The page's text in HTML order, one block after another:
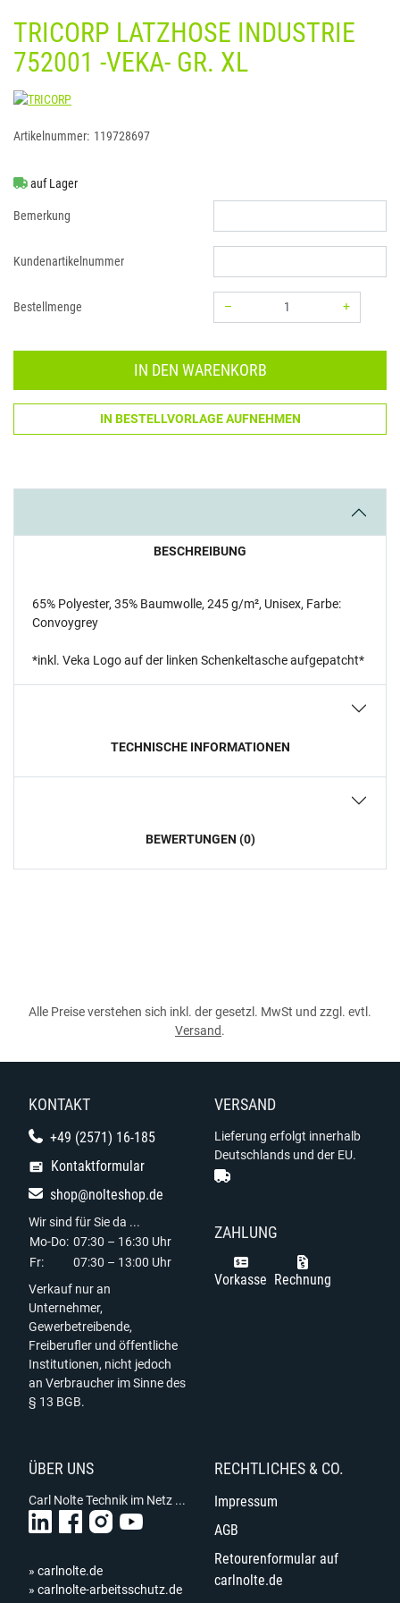
TRICORP LATZHOSE INDUSTRIE
752001 -VEKA- GR. XL
TRICORP
Artikelnummer: 119728697
auf Lager
Bemerkung
Kundenartikelnummer
Bestellmenge –
+
IN DEN WARENKORB
IN BESTELLVORLAGE AUFNEHMEN
BESCHREIBUNG
65% Polyester, 35% Baumwolle, 245 g/m², Unisex, Farbe:
Convoygrey
*inkl. Veka Logo auf der linken Schenkeltasche aufgepatcht*
TECHNISCHE INFORMATIONEN
BEWERTUNGEN (0)
Alle Preise verstehen sich inkl. der gesetzl. MwSt und zzgl. evtl.
Versand.
KONTAKT
+49 (2571) 16-185
Kontaktformular
shop@nolteshop.de
Wir sind für Sie da ...
Mo-Do: 07:30 – 16:30 Uhr
Fr:
07:30 – 13:00 Uhr
Verkauf nur an
Unternehmer,
Gewerbetreibende,
Freiberufler und öffentliche
Institutionen, nicht jedoch
an Verbraucher im Sinne des
§ 13 BGB.
VERSAND
Lieferung erfolgt innerhalb
Deutschlands und der EU.
ZAHLUNG
Vorkasse Rechnung
ÜBER UNS
Carl Nolte Technik im Netz ...
» carlnolte.de
» carlnolte-arbeitsschutz.de
RECHTLICHES & CO.
Impressum
AGB
Retourenformular auf
carlnolte.de